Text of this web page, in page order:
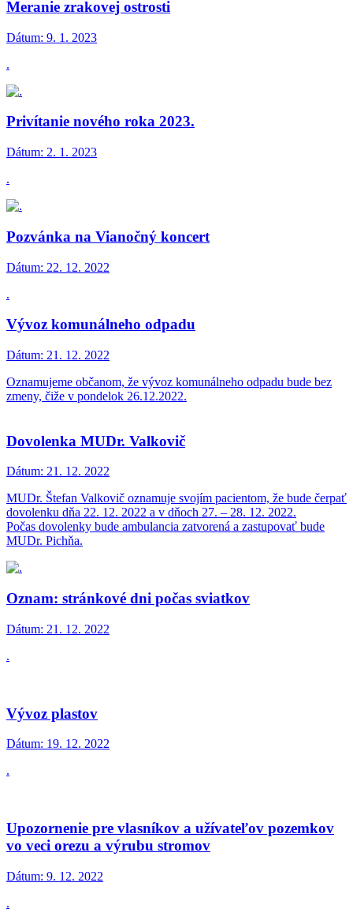
Meranie zrakovej ostrosti
Dátum: 9. 1. 2023
.
Privítanie nového roka 2023.
Dátum: 2. 1. 2023
.
Pozvánka na Vianočný koncert
Dátum: 22. 12. 2022
.
Vývoz komunálneho odpadu
Dátum: 21. 12. 2022
Oznamujeme občanom, že vývoz komunálneho odpadu bude bez
zmeny, čiže v pondelok 26.12.2022.
Dovolenka MUDr. Valkovič
Dátum: 21. 12. 2022
MUDr. Štefan Valkovič oznamuje svojím pacientom, že bude čerpať
dovolenku dňa 22. 12. 2022 a v dňoch 27. – 28. 12. 2022.
Počas dovolenky bude ambulancia zatvorená a zastupovať bude
MUDr. Pichňa.
Oznam: stránkové dni počas sviatkov
Dátum: 21. 12. 2022
.
Vývoz plastov
Dátum: 19. 12. 2022
.
Upozornenie pre vlasníkov a užívateľov pozemkov
vo veci orezu a výrubu stromov
Dátum: 9. 12. 2022
.